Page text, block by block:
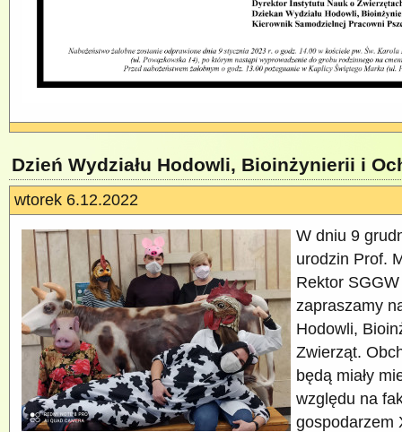
Dzień Wydziału Hodowli, Bioinżynierii i
wtorek 6.12.2022
W dniu 9
urodzin Prof.
Rektor
zapraszamy
Hodowli,
Zwierząt.
będą miały
względu na
gospodarzem